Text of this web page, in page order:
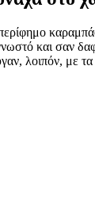
και σαν
λοιπόν, με τα